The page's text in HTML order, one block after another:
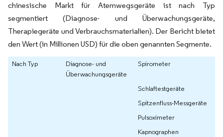
chinesische Markt für Atemwegsgeräte ist nach Typ
segmentiert (Diagnose- und Überwachungsgeräte,
Therapiegeräte und Verbrauchsmaterialien). Der Bericht bietet
den Wert (in Millionen USD) für die oben genannten Segmente.
Nach Typ
Diagnose- und
Überwachungsgeräte
Spirometer
Schlaftestgeräte
Spitzenfluss-Messgeräte
Pulsoximeter
Kapnographen